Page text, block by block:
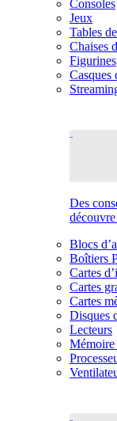
Consoles
Jeux
Tables
Chaises
Figurines
Casques
Des
Blocs
Boîtiers
Cartes
Cartes
Cartes
Disques
Lecteurs